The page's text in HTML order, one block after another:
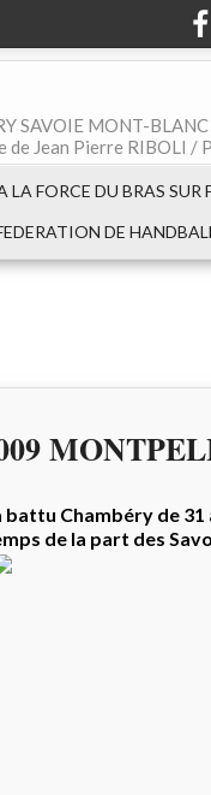
SAVOIE MONT-
Jean Pierre RIBOLI /
LA FORCE DU BRAS SUR
DE HANDBALL
Chambéry de 31
de la part des